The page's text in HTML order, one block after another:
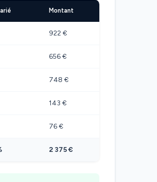
Montant
922 €
656 €
748 €
143 €
76 €
2 375 €